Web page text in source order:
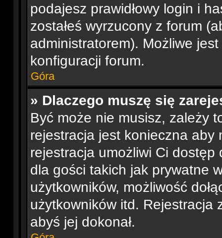
podajesz prawidłowy login i
zostałeś wyrzucony z forum
administratorem). Możliwe
konfiguracji forum.
Góra
» Dlaczego muszę się
Być może nie musisz, zależy
rejestracja jest konieczna aby
rejestracja umożliwi Ci
dla gości takich jak prywatne
użytkowników, możliwość
użytkowników itd. Rejestracja
abyś jej dokonał.